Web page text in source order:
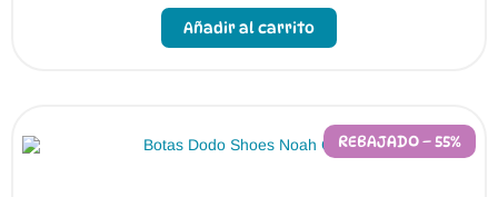
Añadir al carrito
se
pueden
elegir
REBAJADO – 55%